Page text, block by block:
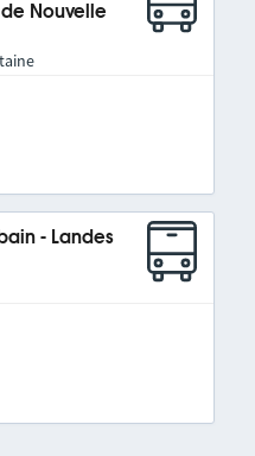
Nouvelle
- Landes